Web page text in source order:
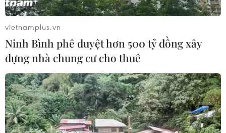
Xem thêm
CƠ QUAN CHỦ QUẢN: THÔNG TẤN XÃ VIỆT NAM
Tổng Biên tập: TRẦN TIẾN DUẨN
Phó Tổng Biên tập: NGUYỄN THỊ TÁM, KHÚC THANH
vietnamplus.vn
Ninh Bình phê duyệt hơn 500 tỷ đồng xây
dựng nhà chung cư cho thuê